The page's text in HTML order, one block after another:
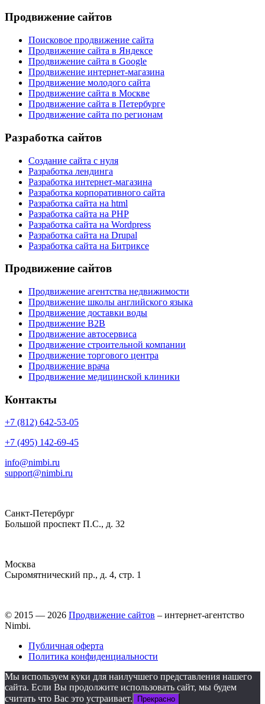
Продвижение сайтов
Поисковое продвижение сайта
Продвижение сайта в Яндексе
Продвижение сайта в Google
Продвижение интернет-магазина
Продвижение молодого сайта
Продвижение сайта в Москве
Продвижение сайта в Петербурге
Продвижение сайта по регионам
Разработка сайтов
Создание сайта с нуля
Разработка лендинга
Разработка интернет-магазина
Разработка корпоративного сайта
Разработка сайта на html
Разработка сайта на PHP
Разработка сайта на Wordpress
Разработка сайта на Drupal
Разработка сайта на Битриксе
Продвижение сайтов
Продвижение агентства недвижимости
Продвижение школы английского языка
Продвижение доставки воды
Продвижение B2B
Продвижение автосервиса
Продвижение строительной компании
Продвижение торгового центра
Продвижение врача
Продвижение медицинской клиники
Контакты
+7 (812) 642-53-05
+7 (495) 142-69-45
info@nimbi.ru
support@nimbi.ru
Санкт-Петербург
Большой проспект П.С., д. 32
Москва
Сыромятнический пр., д. 4, стр. 1
© 2015 — 2026 Продвижение сайтов – интернет-агентство
Nimbi.
Публичная оферта
Политика конфиденциальности
Мы используем куки для наилучшего представления нашего
сайта. Если Вы продолжите использовать сайт, мы будем
считать что Вас это устраивает.
Прекрасно